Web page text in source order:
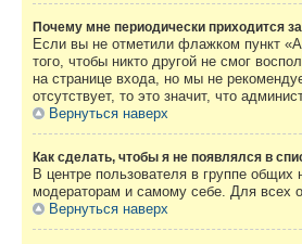
Почему мне периодически приходится
Если вы не отметили флажком пункт
того, чтобы никто другой не смог
на странице входа, но мы не
отсутствует, то это значит, что
Вернуться наверх
Как сделать, чтобы я не появлялся в
В центре пользователя в группе
модераторам и самому себе. Для всех
Вернуться наверх